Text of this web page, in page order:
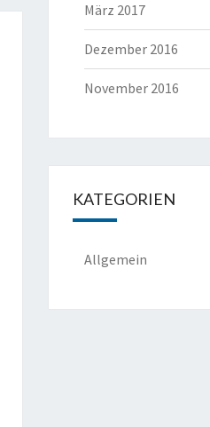
März 2017
Dezember 2016
November 2016
KATEGORIEN
Allgemein